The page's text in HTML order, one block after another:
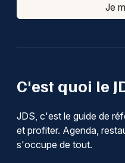
C'est quoi le
JDS, c'est le guide de
et profiter. Agenda,
s'occupe de tout.
Je